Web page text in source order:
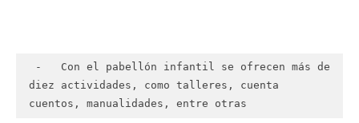
diez actividades, como talleres, cuenta
cuentos, manualidades, entre otras